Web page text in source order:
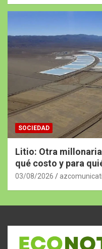
SOCIEDAD
Litio: Otra
qué costo y para
03/08/2026